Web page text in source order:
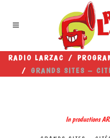
RADIO LARZAC /
/ GRANDS SITES –
In productions